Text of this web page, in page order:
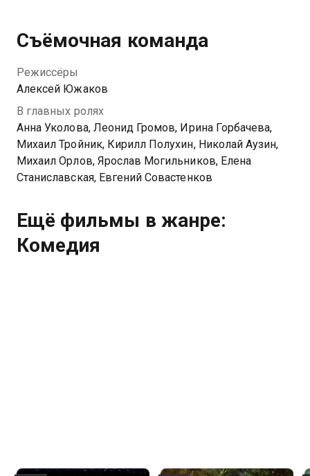
Съёмочная команда
Режиссёры
Алексей Южаков
В главных ролях
Анна Уколова, Леонид Громов, Ирина Горбачева,
Михаил Тройник, Кирилл Полухин, Николай Аузин,
Михаил Орлов, Ярослав Могильников, Елена
Станиславская, Евгений Совастенков
Ещё фильмы в жанре:
Комедия